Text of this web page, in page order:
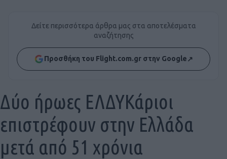
Δείτε περισσότερα άρθρα μας στα αποτελέσματα
αναζήτησης
Προσθήκη του Flight.com.gr στην Google↗
Δύο ήρωες ΕΛΔΥΚάριοι
επιστρέφουν στην Ελλάδα
μετά από 51 χρόνια